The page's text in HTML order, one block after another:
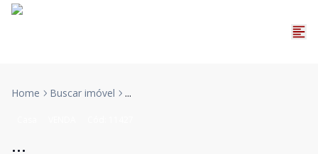
Home Buscar imóvel ...
...